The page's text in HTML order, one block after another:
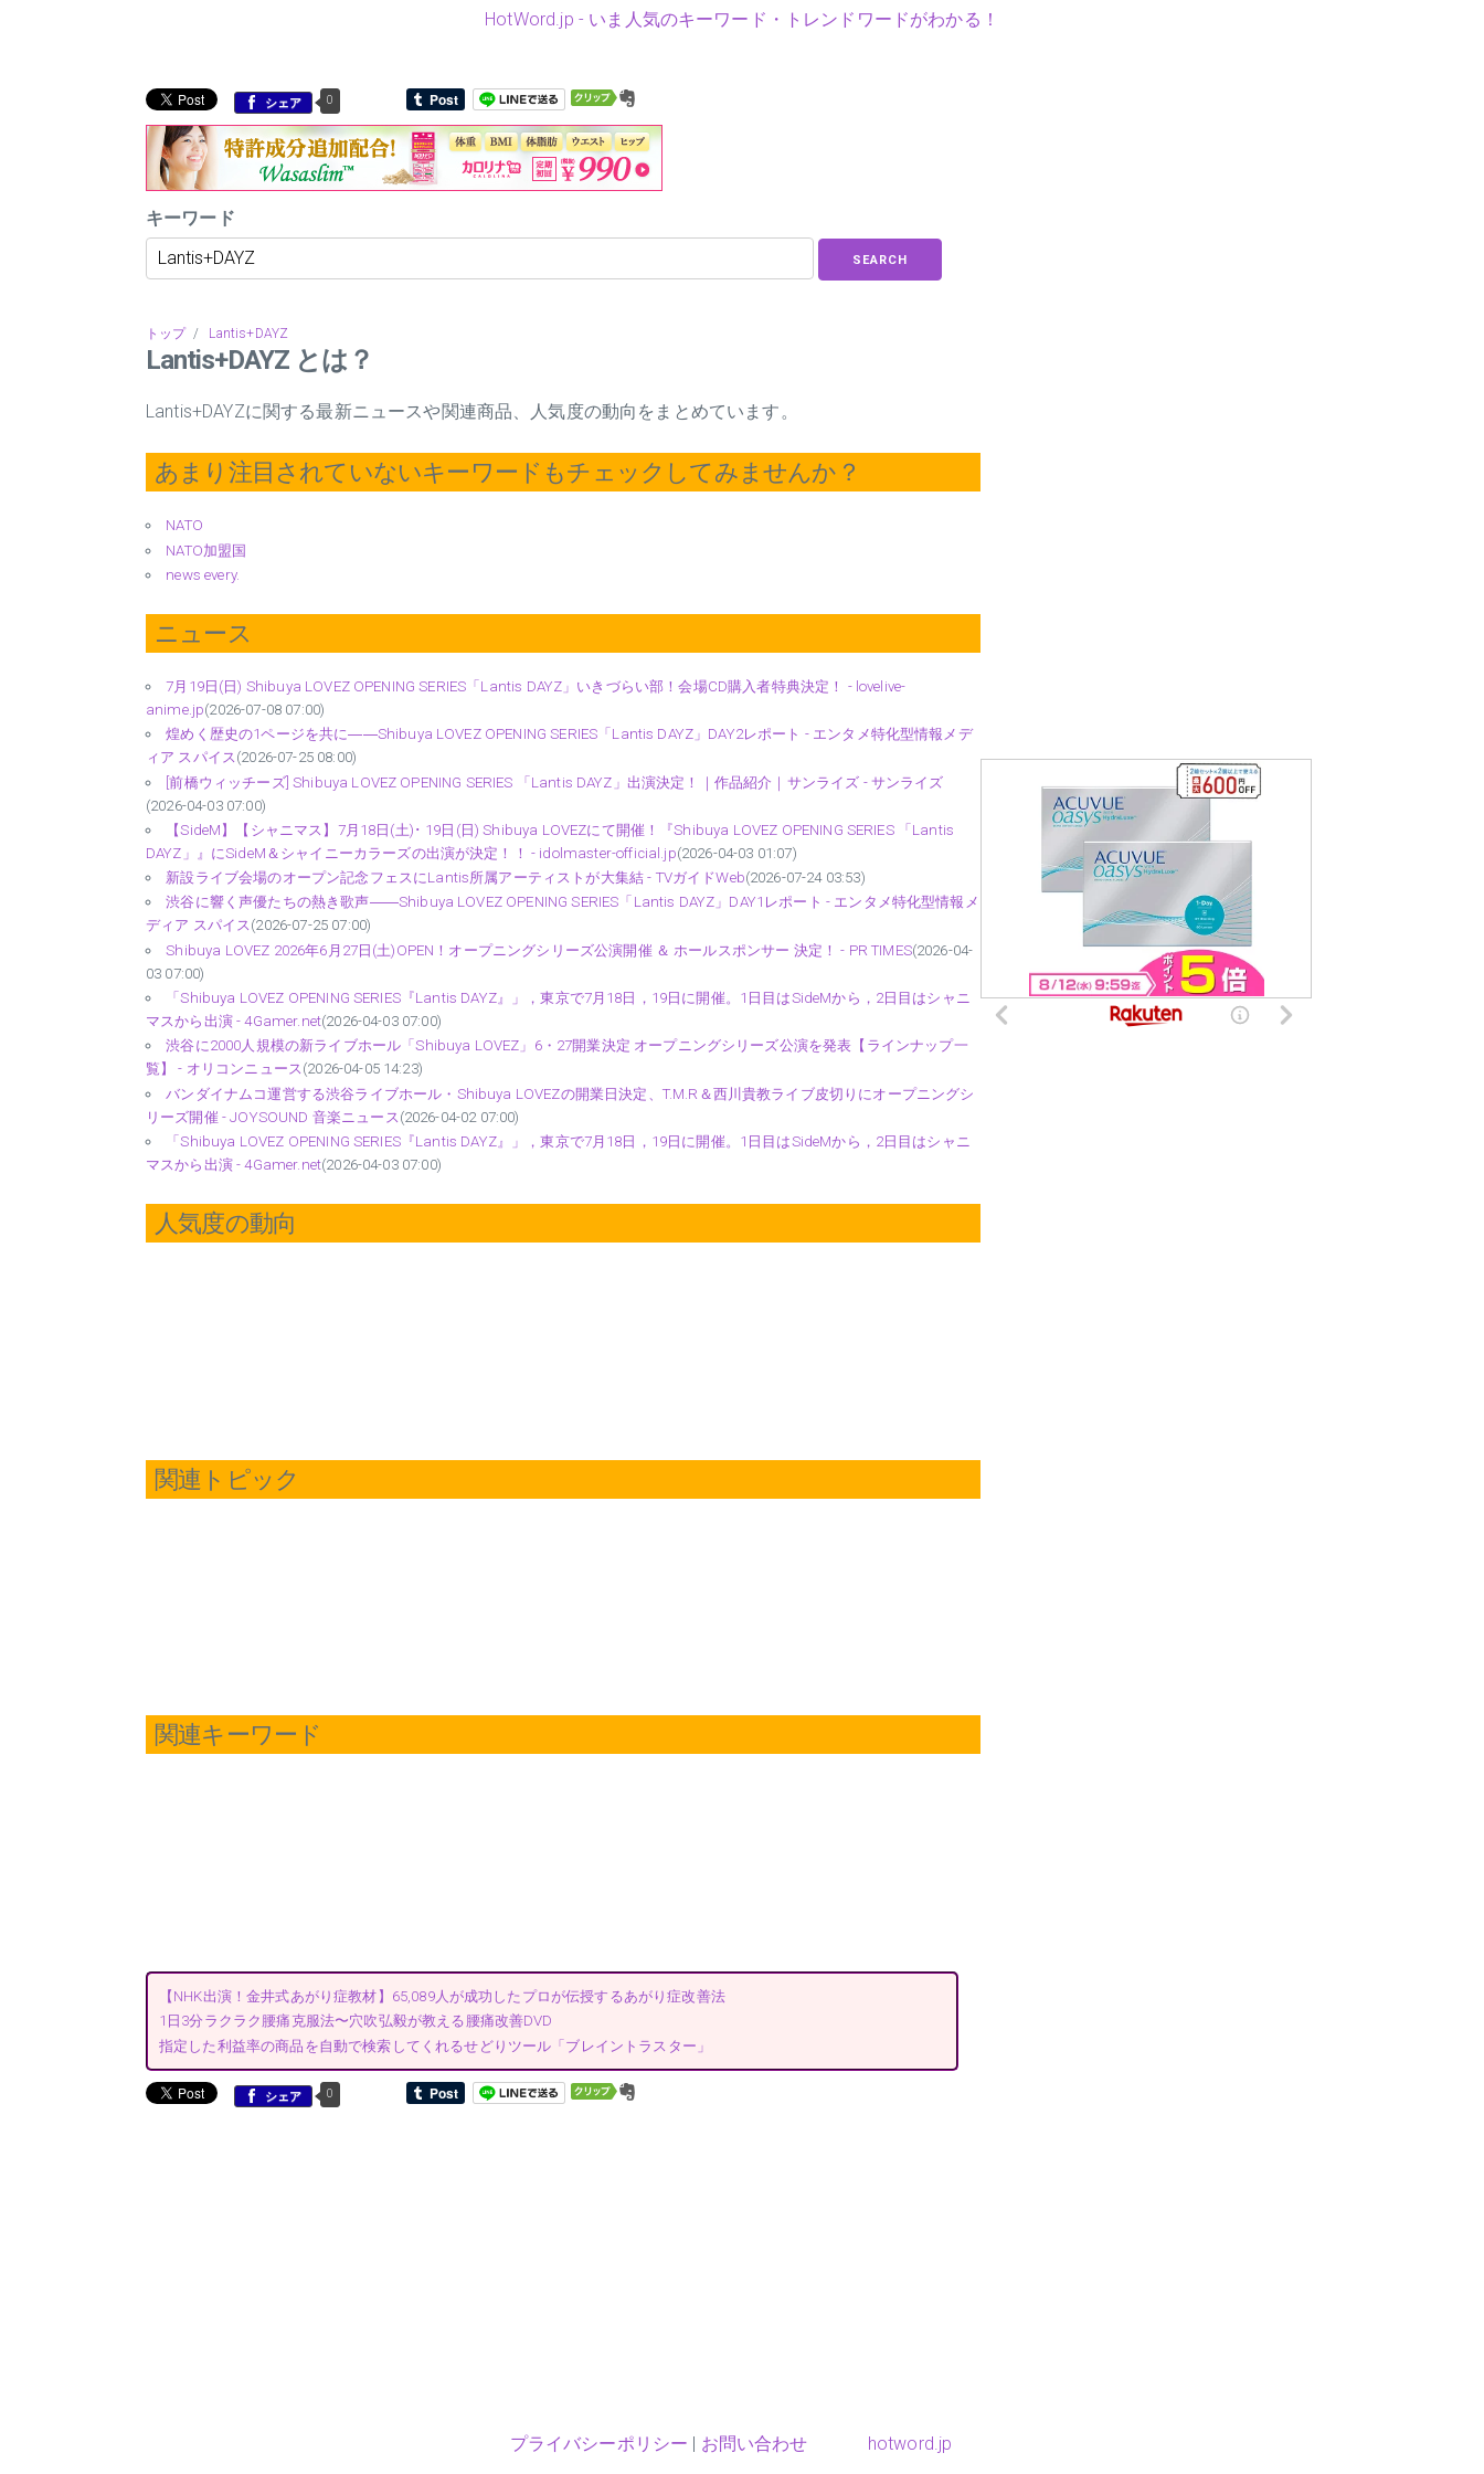
HotWord.jp - いま人気のキーワード・トレンドワードがわかる！
シェア 0
キーワード
SEARCH
トップ/ Lantis+DAYZ
Lantis+DAYZ とは？
Lantis+DAYZに関する最新ニュースや関連商品、人気度の動向をまとめています。
あまり注目されていないキーワードもチェックしてみませんか？
NATO
NATO加盟国
news every.
ニュース
7月19日(日) Shibuya LOVEZ OPENING SERIES「Lantis DAYZ」いきづらい部！会場CD購入者特典決定！ - lovelive-
anime.jp(2026-07-08 07:00)
煌めく歴史の1ページを共に――Shibuya LOVEZ OPENING SERIES「Lantis DAYZ」DAY2レポート - エンタメ特化型情報メデ
ィア スパイス(2026-07-25 08:00)
[前橋ウィッチーズ] Shibuya LOVEZ OPENING SERIES 「Lantis DAYZ」出演決定！｜作品紹介｜サンライズ - サンライズ
(2026-04-03 07:00)
【SideM】【シャニマス】7月18日(土)･ 19日(日) Shibuya LOVEZにて開催！『Shibuya LOVEZ OPENING SERIES 「Lantis
DAYZ」』にSideM＆シャイニーカラーズの出演が決定！！ - idolmaster-official.jp(2026-04-03 01:07)
新設ライブ会場のオープン記念フェスにLantis所属アーティストが大集結 - TVガイドWeb(2026-07-24 03:53)
渋谷に響く声優たちの熱き歌声――Shibuya LOVEZ OPENING SERIES「Lantis DAYZ」DAY1レポート - エンタメ特化型情報メ
ディア スパイス(2026-07-25 07:00)
Shibuya LOVEZ 2026年6月27日(土)OPEN！オープニングシリーズ公演開催 ＆ ホールスポンサー 決定！ - PR TIMES(2026-04-
03 07:00)
「Shibuya LOVEZ OPENING SERIES『Lantis DAYZ』」，東京で7月18日，19日に開催。1日目はSideMから，2日目はシャニ
マスから出演 - 4Gamer.net(2026-04-03 07:00)
渋谷に2000人規模の新ライブホール「Shibuya LOVEZ」6・27開業決定 オープニングシリーズ公演を発表【ラインナップ一
覧】 - オリコンニュース(2026-04-05 14:23)
バンダイナムコ運営する渋谷ライブホール・Shibuya LOVEZの開業日決定、T.M.R＆西川貴教ライブ皮切りにオープニングシ
リーズ開催 - JOYSOUND 音楽ニュース (2026-04-02 07:00)
「Shibuya LOVEZ OPENING SERIES『Lantis DAYZ』」，東京で7月18日，19日に開催。1日目はSideMから，2日目はシャニ
マスから出演 - 4Gamer.net(2026-04-03 07:00)
人気度の動向
関連トピック
関連キーワード
【NHK出演！金井式あがり症教材】65,089人が成功したプロが伝授するあがり症改善法
1日3分ラクラク腰痛克服法〜穴吹弘毅が教える腰痛改善DVD
指定した利益率の商品を自動で検索してくれるせどりツール「ブレイントラスター」
シェア 0
プライバシーポリシー | お問い合わせ hotword.jp